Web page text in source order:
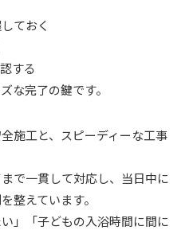
ておく
する
な完了の鍵です。
施工と、スピーディーな工事
で一貫して対応し、当日中に
整えています。
」「子どもの入浴時間に間に